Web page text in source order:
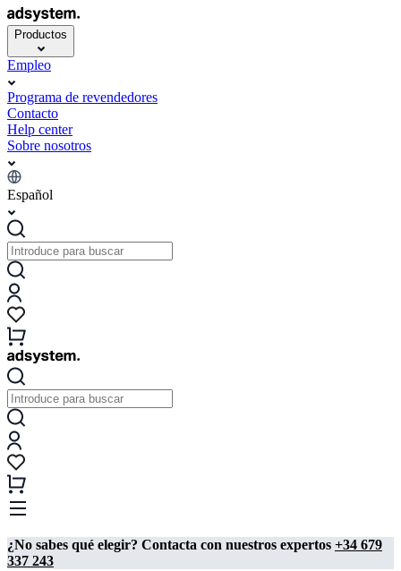
Productos
Empleo
Programa de revendedores
Contacto
Help center
Sobre nosotros
Español
¿No sabes qué elegir? Contacta con nuestros expertos +34 679
337 243